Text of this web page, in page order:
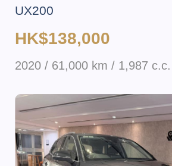
UX200
HK$138,000
2020 / 61,000 km / 1,987 c.c.